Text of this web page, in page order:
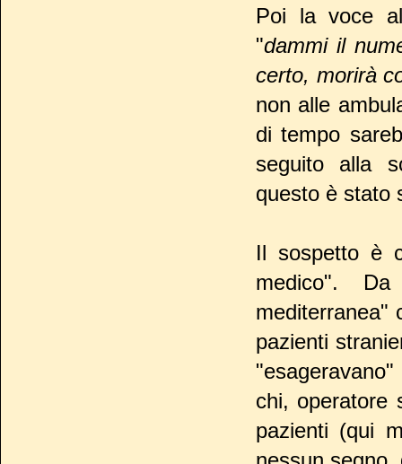
Poi la voce
"dammi il
certo, morirà
non alle
di tempo
seguito alla
questo è stato
Il sospetto è
medico".
mediterranea"
pazienti
"esageravano"
chi, operatore
pazienti (qui